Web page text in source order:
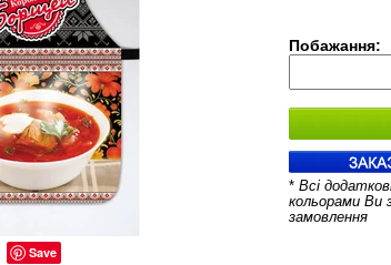
Save
Побажання:
* Всі
кольорами Ви
замовлення